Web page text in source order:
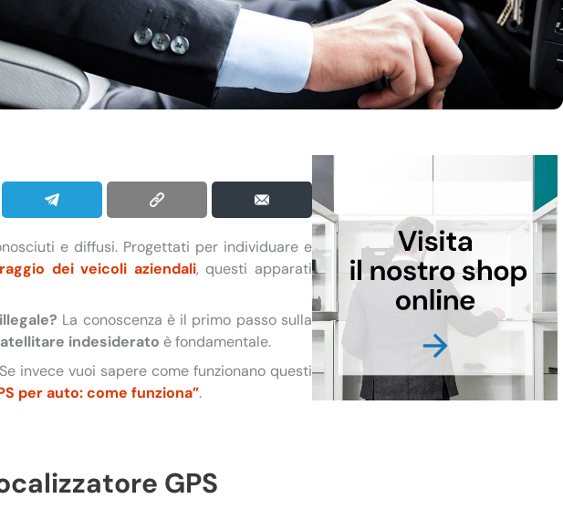
e diffusi. Progettati per individuare e
dei veicoli aziendali, questi apparati
La conoscenza è il primo passo sulla
indesiderato è fondamentale.
invece vuoi sapere come funzionano questi
per auto: come funziona”.
GPS